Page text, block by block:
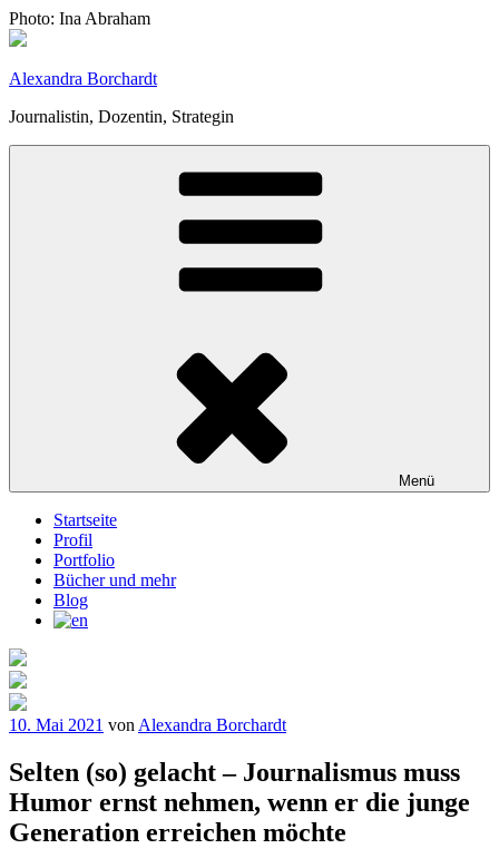
Zum
Inhalt
Photo: Ina Abraham
Alexandra Borchardt
Journalistin, Dozentin, Strategin
Menü
Startseite
Profil
Portfolio
Bücher und mehr
Blog
Veröffentlicht
10. Mai 2021 von Alexandra Borchardt
Selten (so) gelacht – Journalismus muss
Humor ernst nehmen, wenn er die junge
Generation erreichen möchte